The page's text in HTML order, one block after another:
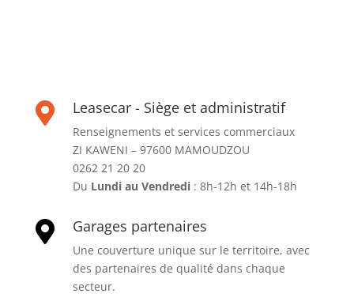
 Leasecar - Siège et administratif
Renseignements et services commerciaux
ZI KAWENI – 97600 MAMOUDZOU
0262 21 20 20
Du Lundi au Vendredi: 8h-12h et 14h-18h
 Garages partenaires
Une couverture unique sur le territoire, avec
des partenaires de qualité dans chaque
secteur.